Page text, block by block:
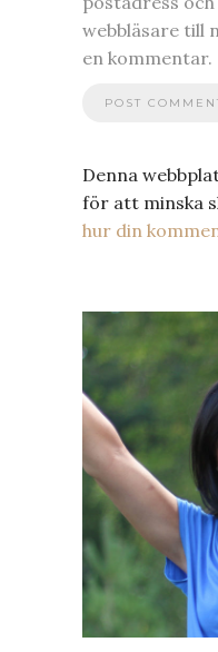
webbläsare till
en kommentar.
Denna
för att minska
hur din